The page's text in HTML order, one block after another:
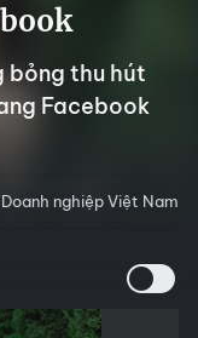
bỏng thu hút
Facebook
nghiệp Việt Nam